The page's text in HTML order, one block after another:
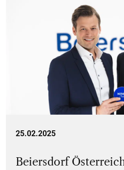
25.02.2025
Beiersdorf